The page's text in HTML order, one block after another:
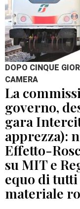
DOPO CINQUE
CAMERA
La
governo,
gara
apprezza):
Effetto-
su MIT e
equo di
materiale